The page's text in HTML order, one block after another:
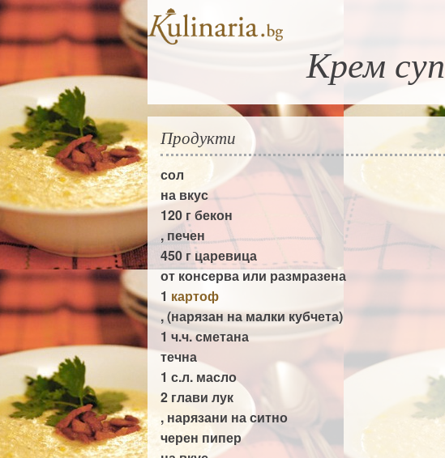
Крем
Продукти
сол
на вкус
120 гбекон
, печен
450 г царевица
от консерва или размразена
1 картоф
, (нарязан на малки кубчета)
1 ч.ч.сметана
течна
1 с.л. масло
2 глави лук
, нарязани на ситно
черен пипер